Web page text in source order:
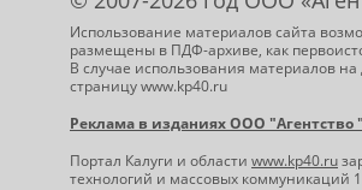
Использование материалов сайта
размещены в ПДФ-архиве, как
В случае использования материалов
страницу www.kp40.ru
Реклама в изданиях ООО "Агентство
Портал Калуги и области www.kp40.ru
технологий и массовых коммуникаций